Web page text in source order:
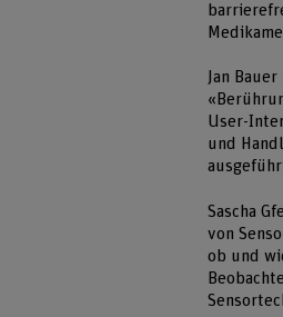
Jan
User-
und
Sascha
von
ob und